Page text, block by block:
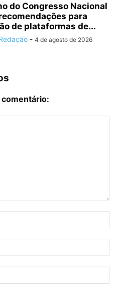
do Congresso Nacional
para
de plataformas de...
- 4 de agosto de 2026
comentário: